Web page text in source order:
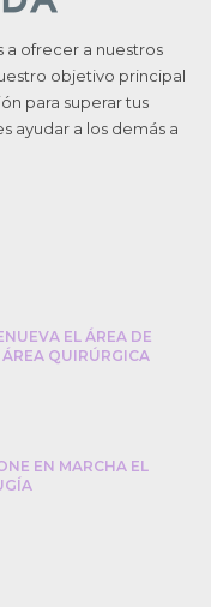
a ofrecer a nuestros
objetivo principal
para superar tus
ayudar a los demás a
EL ÁREA DE
QUIRÚRGICA
EN MARCHA EL